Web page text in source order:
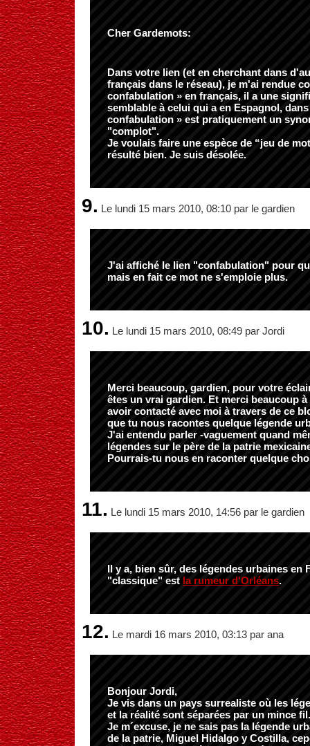
Cher Gardemots:
Dans votre lien (et en cherchant dans
français dans le réseau), je m'ai rendue
confabulation » en français, il a une
semblable à celui qui a en Espagnol,
confabulation » est pratiquement un
"complot".
Je voulais faire une espèce de “jeu de
résulté bien. Je suis désolée.
9. Le lundi 15 mars 2010, 08:10 par le gardien
J'ai affiché le lien "confabulation" pour
mais en fait ce mot ne s'emploie plus.
10. Le lundi 15 mars 2010, 08:49 par Jordi
Merci beaucoup, gardien, pour votre
êtes un vrai gardien. Et merci beaucoup
avoir contacté avec moi à travers de ce
que tu nous racontes quelque légende
J'ai entendu parler -vaguement quand
légendes sur le père de la patrie
Pourrais-tu nous en raconter quelque
11. Le lundi 15 mars 2010, 14:56 par le gardien
Il y a, bien sûr, des légendes urbaines en
"classique" est la rumeur d'Orléans.
12. Le mardi 16 mars 2010, 03:13 par ana
Bonjour Jordi,
Je vis dans un pays surrealiste où les
et la réalité sont séparées par un mince fil.
Je m´excuse, je ne sais pas la légende
de la patrie, Miguel Hidalgo y Costilla,